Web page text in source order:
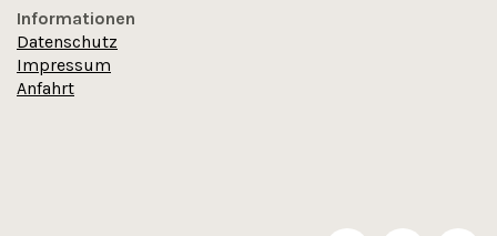
Informationen
Datenschutz
Impressum
Anfahrt